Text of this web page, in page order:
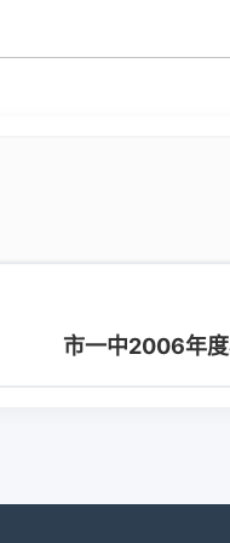
市一中2006年